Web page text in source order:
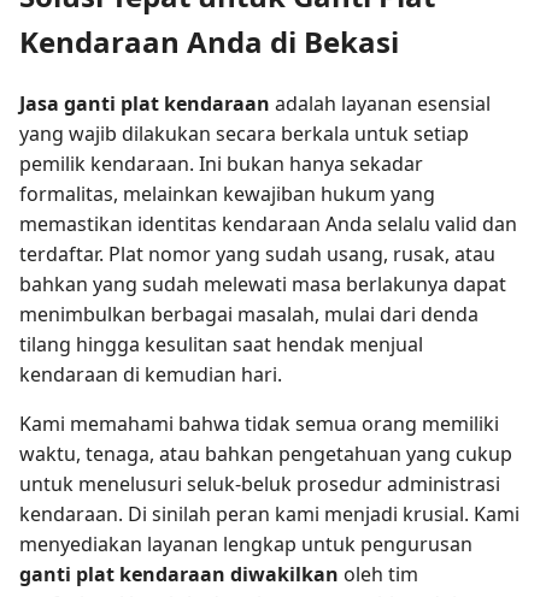
Kendaraan Anda di Bekasi
Jasa ganti plat kendaraan adalah layanan esensial
yang wajib dilakukan secara berkala untuk setiap
pemilik kendaraan. Ini bukan hanya sekadar
formalitas, melainkan kewajiban hukum yang
memastikan identitas kendaraan Anda selalu valid dan
terdaftar. Plat nomor yang sudah usang, rusak, atau
bahkan yang sudah melewati masa berlakunya dapat
menimbulkan berbagai masalah, mulai dari denda
tilang hingga kesulitan saat hendak menjual
kendaraan di kemudian hari.
Kami memahami bahwa tidak semua orang memiliki
waktu, tenaga, atau bahkan pengetahuan yang cukup
untuk menelusuri seluk-beluk prosedur administrasi
kendaraan. Di sinilah peran kami menjadi krusial. Kami
menyediakan layanan lengkap untuk pengurusan
ganti plat kendaraan diwakilkan oleh tim